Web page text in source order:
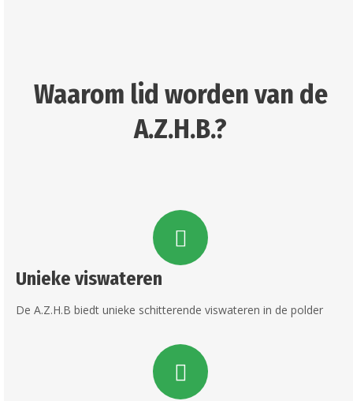
Waarom lid worden van de
A.Z.H.B.?
Unieke viswateren
De A.Z.H.B biedt unieke schitterende viswateren in de polder